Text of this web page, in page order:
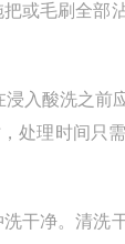
毛刷全部
入酸洗之前
处理时间只
净。清洗